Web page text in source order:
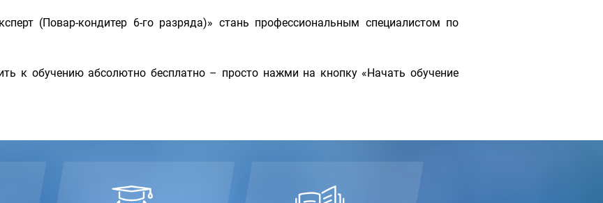
(Повар-кондитер 6-го разряда)» стань профессиональным специалистом по
к обучению абсолютно бесплатно – просто нажми на кнопку «Начать обучение